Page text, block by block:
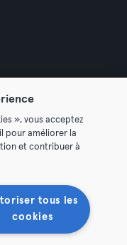
All rights reserved.
widerrufen
», vous acceptez
pour améliorer la
et contribuer à
tous les
cookies